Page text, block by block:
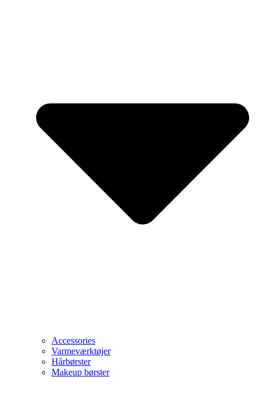
Accessories
Varmeværktøjer
Hårbørster
Makeup børster